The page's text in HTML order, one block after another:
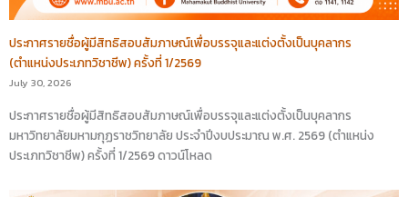
ประกาศรายชื่อผู้มีสิทธิสอบสัมภาษณ์เพื่อบรรจุและแต่งตั้งเป็นบุคลากร
(ตำแหน่งประเภทวิชาชีพ) ครั้งที่ 1/2569
July 30, 2026
ประกาศรายชื่อผู้มีสิทธิสอบสัมภาษณ์เพื่อบรรจุและแต่งตั้งเป็นบุคลากร
มหาวิทยาลัยมหามกุฏราชวิทยาลัย ประจำปีงบประมาณ พ.ศ. 2569 (ตำแหน่ง
ประเภทวิชาชีพ) ครั้งที่ 1/2569 ดาวน์โหลด